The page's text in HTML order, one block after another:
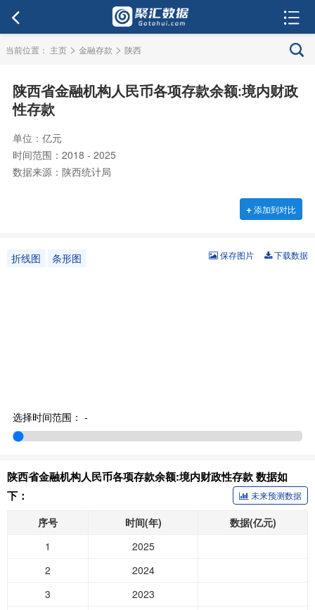
当前位置： 主页 > 金融存款 > 陕西
陕西省金融机构人民币各项存款余额:境内财政
性存款
单位：亿元
时间范围：2018 - 2025
数据来源：陕西统计局
+添加到对比
折线图 条形图 下载数据
保存图片
选择时间范围： -
陕西省金融机构人民币各项存款余额:境内财政性存款 数据如
下：
未来预测数据
序号 时间(年)
数据(亿元)
1
2025
2
2024
3
2023